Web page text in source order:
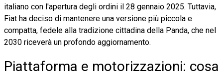
italiano con l'apertura degli ordini il 28 gennaio 2025. Tuttavia,
Fiat ha deciso di mantenere una versione più piccola e
compatta, fedele alla tradizione cittadina della Panda, che nel
2030 riceverà un profondo aggiornamento.
Piattaforma e motorizzazioni: cosa